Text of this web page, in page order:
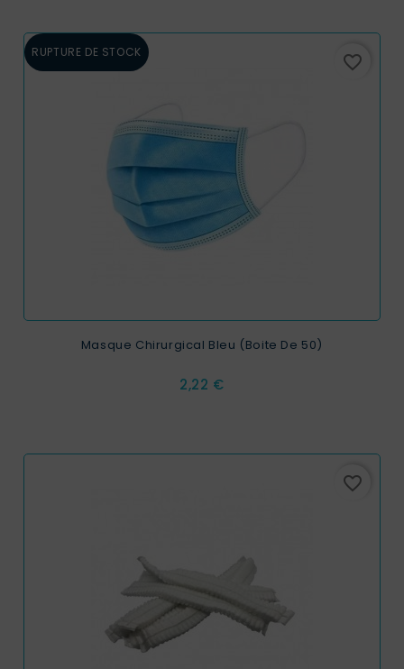
RUPTURE DE STOCK favorite_border
Masque Chirurgical Bleu (Boite De 50)
Prix
2,22 €
favorite_border